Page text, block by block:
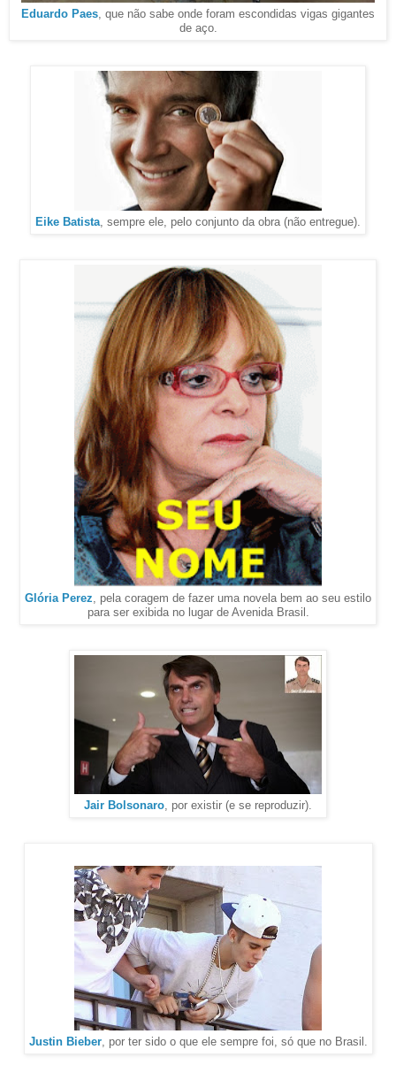
Eduardo Paes, que não sabe onde foram escondidas vigas gigantes
de aço.
Eike Batista , sempre ele, pelo conjunto da obra (não entregue).
Glória Perez , pela coragem de fazer uma novela bem ao seu estilo
para ser exibida no lugar de Avenida Brasil.
Jair Bolsonaro , por existir (e se reproduzir).
Justin Bieber, por ter sido o que ele sempre foi, só que no Brasil.